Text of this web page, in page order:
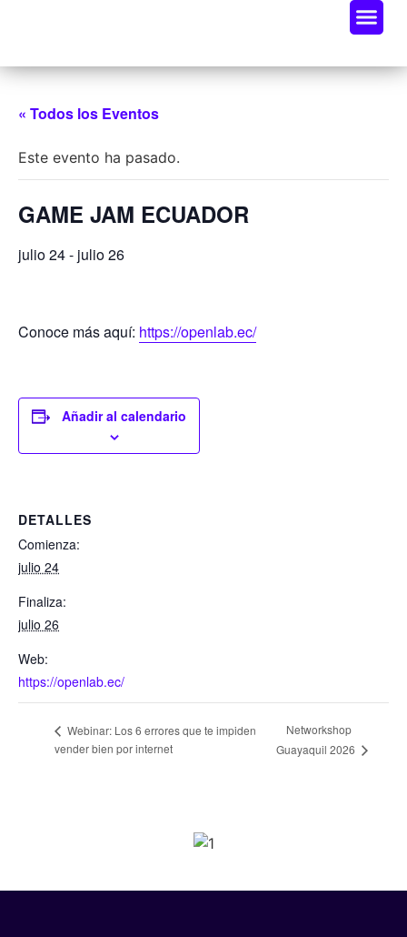
« Todos los Eventos
Este evento ha pasado.
GAME JAM ECUADOR
julio 24- julio 26
Conoce más aquí: https://openlab.ec/
Añadir al calendario
DETALLES
Comienza:
julio 24
Finaliza:
julio 26
Web:
https://openlab.ec/
Webinar: Los 6 errores que te impiden
vender bien por internet
Networkshop
Guayaquil 2026